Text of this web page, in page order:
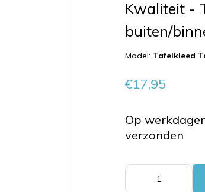
Kwaliteit -
buiten/
Model: Tafelkleed
€17,95
Op
verzonden